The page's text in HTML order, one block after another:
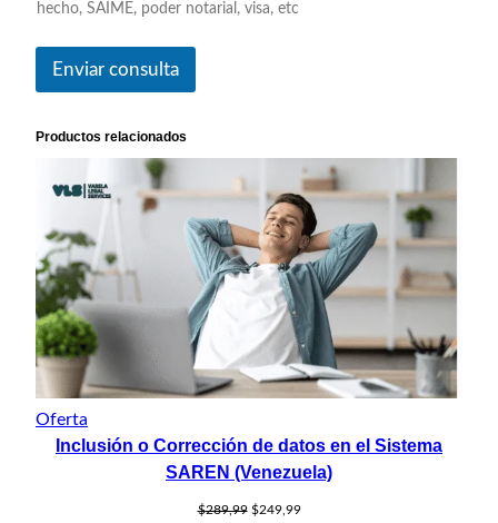
hecho, SAIME, poder notarial, visa, etc
Enviar consulta
Productos relacionados
Oferta
en
Inclusión o Corrección de datos en el Sistema
SAREN (Venezuela)
$289,99 El
$249,99El